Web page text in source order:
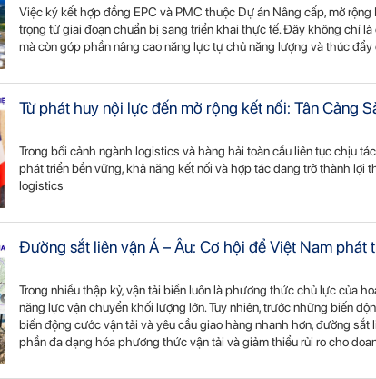
Việc ký kết hợp đồng EPC và PMC thuộc Dự án Nâng cấp, mở
trọng từ giai đoạn chuẩn bị sang triển khai thực tế. Đây không chỉ
mà còn góp phần nâng cao năng lực tự chủ năng lượng và thúc
Từ phát huy nội lực đến mở rộng kết nối: Tân Cảng
Trong bối cảnh ngành logistics và hàng hải toàn cầu liên tục chịu
phát triển bền vững, khả năng kết nối và hợp tác đang trở thành lợi
logistics
Đường sắt liên vận Á – Âu: Cơ hội để Việt Nam
Trong nhiều thập kỷ, vận tải biển luôn là phương thức chủ lực của
năng lực vận chuyển khối lượng lớn. Tuy nhiên, trước những biến
biến động cước vận tải và yêu cầu giao hàng nhanh hơn, đường
phần đa dạng hóa phương thức vận tải và giảm thiểu rủi ro cho